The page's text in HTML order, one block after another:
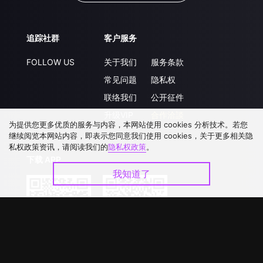
追踪社群
FOLLOW US
客户服务
关于我们
常见问题
联络我们
服务条款
隐私权
公开征件
为提供您更多优质的服务与内容，本网站使用 cookies 分析技术。若您
继续阅览本网站内容，即表示您同意我们使用 cookies，关于更多相关隐
私权政策资讯，请阅读我们的隐私权政策。
我知道了